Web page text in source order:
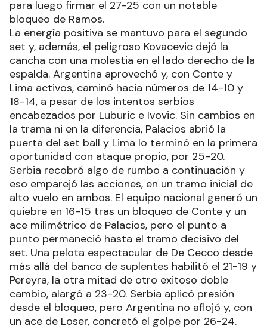
para luego firmar el 27-25 con un notable
bloqueo de Ramos.
La energía positiva se mantuvo para el segundo
set y, además, el peligroso Kovacevic dejó la
cancha con una molestia en el lado derecho de la
espalda. Argentina aprovechó y, con Conte y
Lima activos, caminó hacia números de 14-10 y
18-14, a pesar de los intentos serbios
encabezados por Luburic e Ivovic. Sin cambios en
la trama ni en la diferencia, Palacios abrió la
puerta del set ball y Lima lo terminó en la primera
oportunidad con ataque propio, por 25-20.
Serbia recobró algo de rumbo a continuación y
eso emparejó las acciones, en un tramo inicial de
alto vuelo en ambos. El equipo nacional generó un
quiebre en 16-15 tras un bloqueo de Conte y un
ace milimétrico de Palacios, pero el punto a
punto permaneció hasta el tramo decisivo del
set. Una pelota espectacular de De Cecco desde
más allá del banco de suplentes habilitó el 21-19 y
Pereyra, la otra mitad de otro exitoso doble
cambio, alargó a 23-20. Serbia aplicó presión
desde el bloqueo, pero Argentina no aflojó y, con
un ace de Loser, concretó el golpe por 26-24.